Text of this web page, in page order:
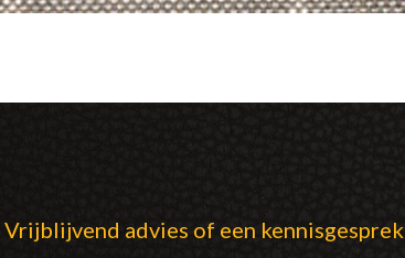
Vrijblijvend advies of een kennisgesprek